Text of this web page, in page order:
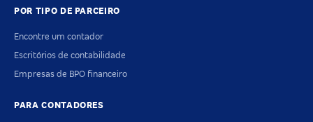
POR TIPO DE PARCEIRO
Encontre um contador
Escritórios de contabilidade
Empresas de BPO financeiro
PARA CONTADORES